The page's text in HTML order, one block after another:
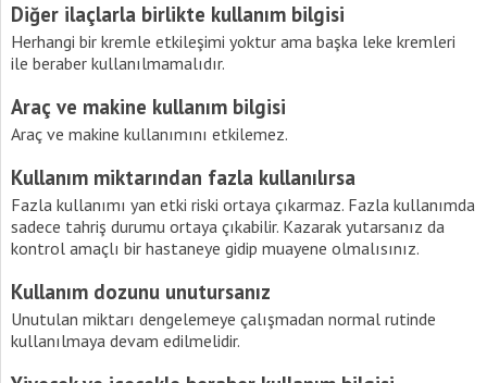
Diğer ilaçlarla birlikte kullanım bilgisi
Herhangi bir kremle etkileşimi yoktur ama başka leke kremleri
ile beraber kullanılmamalıdır.
Araç ve makine kullanım bilgisi
Araç ve makine kullanımını etkilemez.
Kullanım miktarından fazla kullanılırsa
Fazla kullanımı yan etki riski ortaya çıkarmaz. Fazla kullanımda
sadece tahriş durumu ortaya çıkabilir. Kazarak yutarsanız da
kontrol amaçlı bir hastaneye gidip muayene olmalısınız.
Kullanım dozunu unutursanız
Unutulan miktarı dengelemeye çalışmadan normal rutinde
kullanılmaya devam edilmelidir.